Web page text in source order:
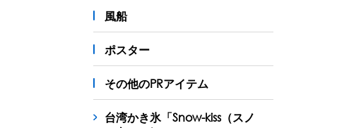
風船
ポスター
その他のPRアイテム
台湾かき氷「Snow-kiss（スノ